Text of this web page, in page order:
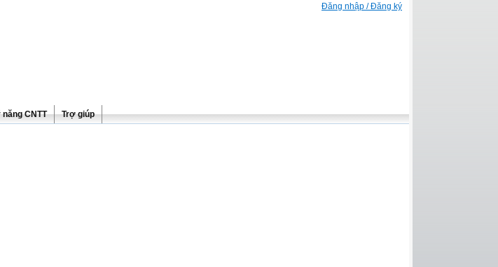
Đăng nhập / Đăng ký
năng CNTT Trợ giúp